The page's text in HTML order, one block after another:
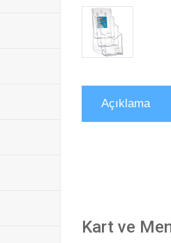
Açıklama
Kart ve